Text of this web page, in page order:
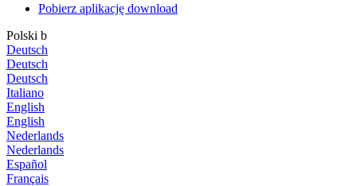
Pobierz aplikację download
Polski b
Deutsch
Deutsch
Deutsch
Italiano
English
English
Nederlands
Nederlands
Español
Français